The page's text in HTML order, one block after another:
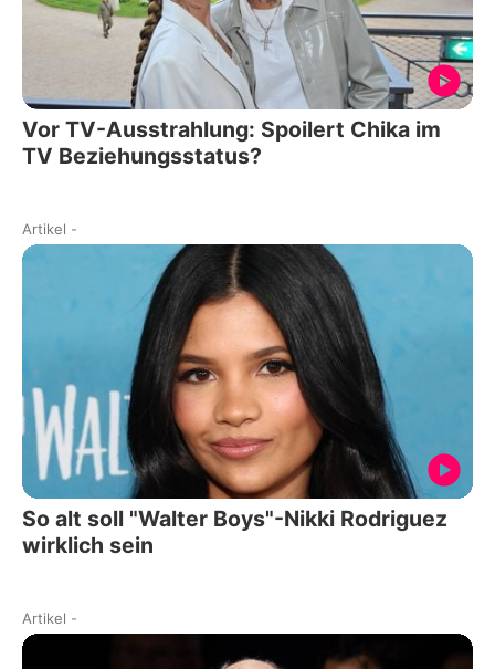
Vor TV-Ausstrahlung: Spoilert Chika im
TV Beziehungsstatus?
Artikel -
So alt soll "Walter Boys"-Nikki Rodriguez
wirklich sein
Artikel -